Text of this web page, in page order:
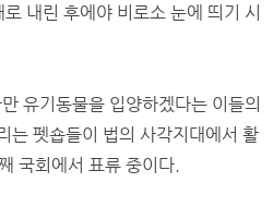
내린 후에야 비로소 눈에 띄기 시
유기동물을 입양하겠다는 이들의
는 펫숍들이 법의 사각지대에서 활
국회에서 표류 중이다.